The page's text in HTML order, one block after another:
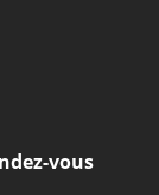
vous